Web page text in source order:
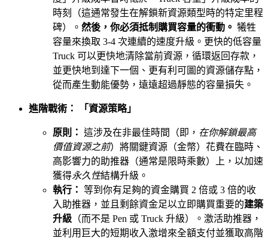
時刻（這通常發生在解鎖新資源類型時的特定里程
碑）。 然後，你必須抵制購買容量的衝動。 犧牲
容量來換取 3-4 次連續的速度升級。更快的低容量
Truck 可以更快地清除當前資源，循環返回存款，
並更快地到達下一個、更有利可圖的資源儲存點，
從而產生動能優勢，遠遠超過靜態的容量損失。
進階戰術： 「資源策略」
原則： 這涉及在非最佳時間（即， 在你解鎖最高
價值資源之前）將關鍵資源（金幣）花費在臨時、
高影響力的助推器（通常是限時乘數）上，以加速
獲得永久性結構升級。
執行： 等到你有足夠的資金購買 2 倍或 3 倍的收
入助推器，並且剩餘資金足以立即購買重要的建築
升級 （而不是 Pen 或 Truck 升級）。激活助推器，
並利用巨大的短期收入激增來全額支付並獲取高階